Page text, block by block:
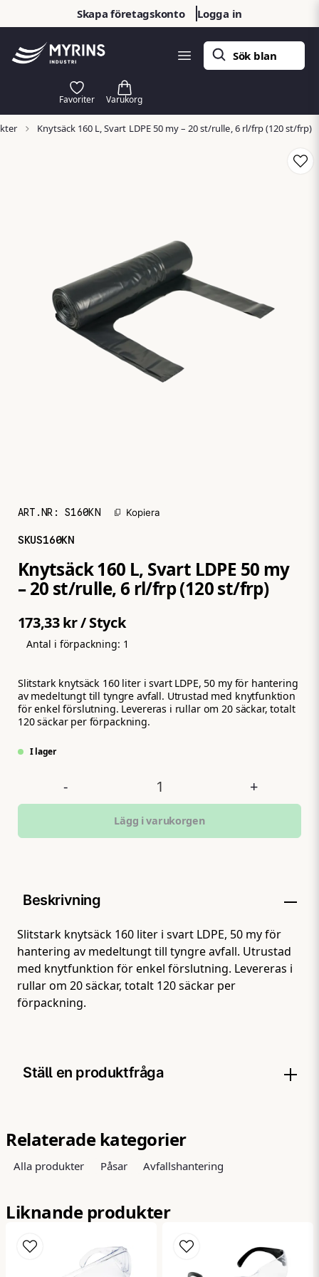
Skapa företagskonto Logga in
Knytsäck 160 L, Svart LDPE 50 my – 20 st/rulle, 6 rl/frp (120 st/frp)
ART.NR:S160KN Kopiera
SKUS160KN
Knytsäck 160 L, Svart LDPE 50 my
– 20 st/rulle, 6 rl/frp (120 st/frp)
173,33 kr/ Styck
Antal i förpackning: 1
Slitstark knytsäck 160 liter i svart LDPE, 50 my för hantering
av medeltungt till tyngre avfall. Utrustad med knytfunktion
för enkel förslutning. Levereras i rullar om 20 säckar, totalt
120 säckar per förpackning.
I lager
- +
Lägg i varukorgen
Beskrivning
Slitstark knytsäck 160 liter i svart LDPE, 50 my för
hantering av medeltungt till tyngre avfall. Utrustad
med knytfunktion för enkel förslutning. Levereras i
rullar om 20 säckar, totalt 120 säckar per
förpackning.
Ställ en produktfråga
email
Mejladress
Relaterade kategorier
Alla produkter Påsar Avfallshantering
Liknande produkter